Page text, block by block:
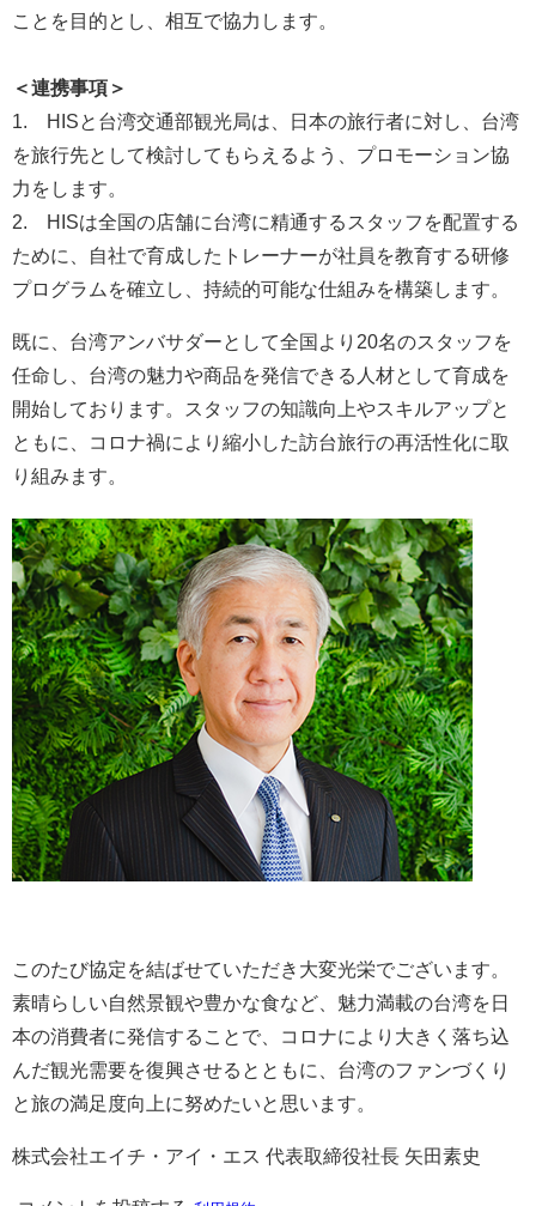
ことを目的とし、相互で協力します。
＜連携事項＞
1. HISと台湾交通部観光局は、日本の旅行者に対し、台湾
を旅行先として検討してもらえるよう、プロモーション協
力をします。
2. HISは全国の店舗に台湾に精通するスタッフを配置する
ために、自社で育成したトレーナーが社員を教育する研修
プログラムを確立し、持続的可能な仕組みを構築します。
既に、台湾アンバサダーとして全国より20名のスタッフを
任命し、台湾の魅力や商品を発信できる人材として育成を
開始しております。スタッフの知識向上やスキルアップと
ともに、コロナ禍により縮小した訪台旅行の再活性化に取
り組みます。
このたび協定を結ばせていただき大変光栄でございます。
素晴らしい自然景観や豊かな食など、魅力満載の台湾を日
本の消費者に発信することで、コロナにより大きく落ち込
んだ観光需要を復興させるとともに、台湾のファンづくり
と旅の満足度向上に努めたいと思います。
株式会社エイチ・アイ・エス 代表取締役社長 矢田素史